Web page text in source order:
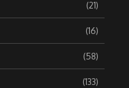
(21)
(16)
(58)
(133)